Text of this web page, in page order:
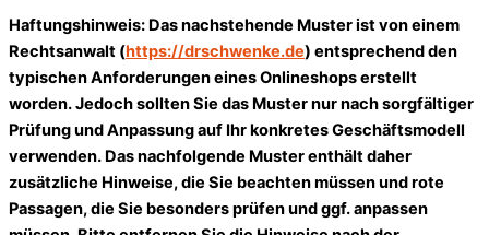
Haftungshinweis: Das nachstehende Muster ist von einem
Rechtsanwalt (https://drschwenke.de) entsprechend den
typischen Anforderungen eines Onlineshops erstellt
worden. Jedoch sollten Sie das Muster nur nach sorgfältiger
Prüfung und Anpassung auf Ihr konkretes Geschäftsmodell
verwenden. Das nachfolgende Muster enthält daher
zusätzliche Hinweise, die Sie beachten müssen und rote
Passagen, die Sie besonders prüfen und ggf. anpassen